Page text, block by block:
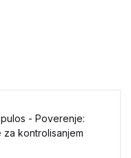
- Poverenje:
kontrolisanjem